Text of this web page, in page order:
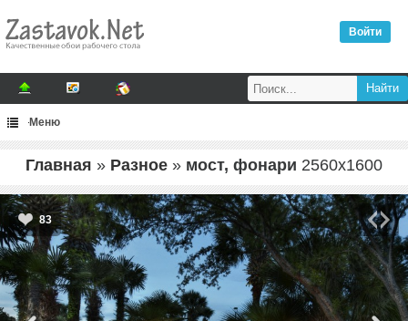
Войти
Меню
Главная » Разное » мост, фонари 2560x1600
83